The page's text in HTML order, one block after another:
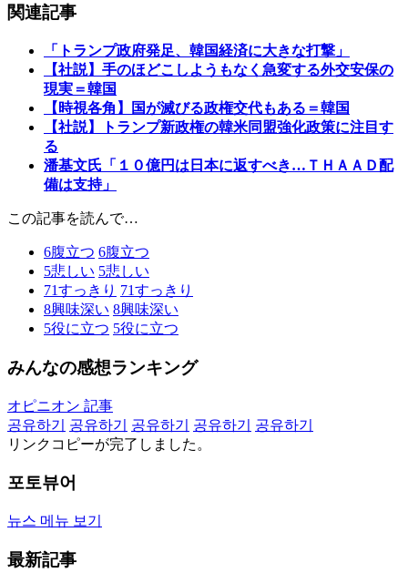
関連記事
「トランプ政府発足、韓国経済に大きな打撃」
【社説】手のほどこしようもなく急変する外交安保の
現実＝韓国
【時視各角】国が滅びる政権交代もある＝韓国
【社説】トランプ新政権の韓米同盟強化政策に注目す
る
潘基文氏「１０億円は日本に返すべき…ＴＨＡＡＤ配
備は支持」
この記事を読んで…
6腹立つ 6腹立つ
5悲しい 5悲しい
71すっきり 71すっきり
8興味深い 8興味深い
5役に立つ 5役に立つ
みんなの感想ランキング
オピニオン 記事
공유하기
공유하기 공유하기 공유하기
공유하기
リンクコピーが完了しました。
포토뷰어
뉴스 메뉴 보기
最新記事